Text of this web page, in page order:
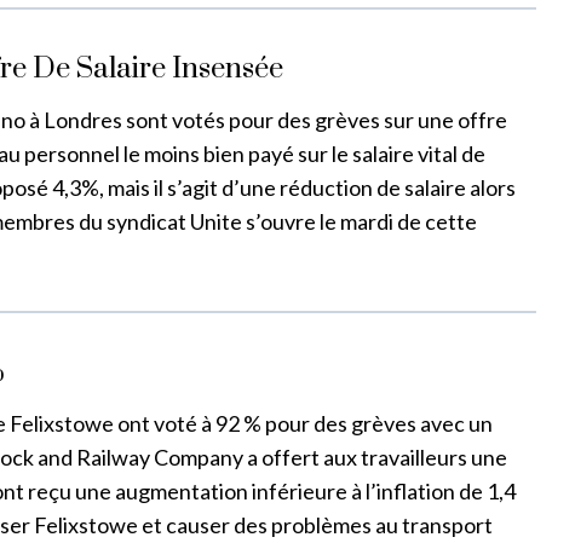
De Salaire Insensée
à Londres sont votés pour des grèves sur une offre
personnel le moins bien payé sur le salaire vital de
4,3%, mais il s’agit d’une réduction de salaire alors
du syndicat Unite s’ouvre le mardi de cette
ont voté à 92 % pour des grèves avec un
and Railway Company a offert aux travailleurs une
reçu une augmentation inférieure à l’inflation de 1,4
Felixstowe et causer des problèmes au transport